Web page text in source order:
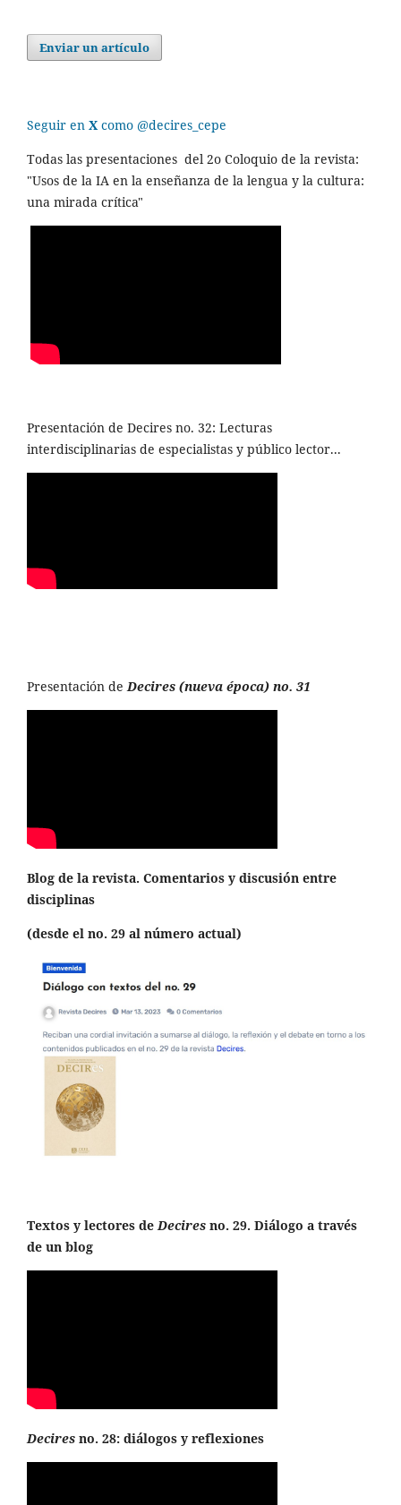
Enviar un artículo
Seguir en X como @decires_cepe
Todas las presentaciones del 2o Coloquio de la revista:
"Usos de la IA en la enseñanza de la lengua y la cultura:
una mirada crítica"
Presentación de Decires no. 32: Lecturas
interdisciplinarias de especialistas y público lector...
Presentación deDecires (nueva época) no. 31
Blog de la revista. Comentarios y discusión entre
disciplinas
(desde el no. 29 al número actual)
Textos y lectores de Decires no. 29. Diálogo a través
de un blog
Decires no. 28: diálogos y reflexiones